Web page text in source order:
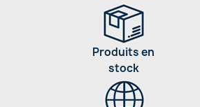
Produits en
stock